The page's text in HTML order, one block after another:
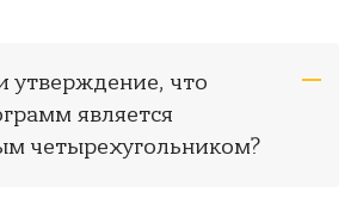
утверждение, что
является
четырехугольником?